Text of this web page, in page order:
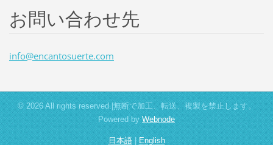
お問い合わせ先
info@encantosuerte.com
© 2026 All rights reserved.|無断で加工、転送、複製を禁止します。
Powered byWebnode
日本語|English